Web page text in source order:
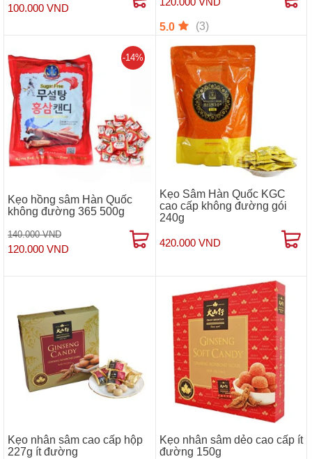
100.000 VND
5.0 (3)
Kẹo hồng sâm Hàn Quốc
không đường 365 500g
140.000 VND
120.000 VND
-14%
Kẹo Sâm Hàn Quốc KGC
cao cấp không đường gói
240g
420.000 VND
Kẹo nhân sâm cao cấp hộp
227g ít đường
Kẹo nhân sâm dẻo cao cấp ít
đường 150g